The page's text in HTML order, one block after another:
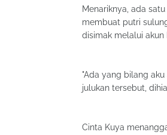
Menariknya, ada
membuat putri
disimak melalui akun
"Ada yang bilang
julukan tersebut,
Cinta Kuya